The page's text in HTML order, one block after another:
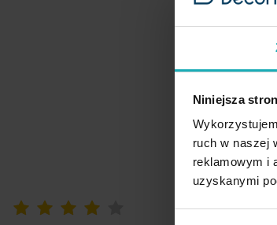
Niniejsza
ruch w naszej
reklamowym i
uzyskanymi